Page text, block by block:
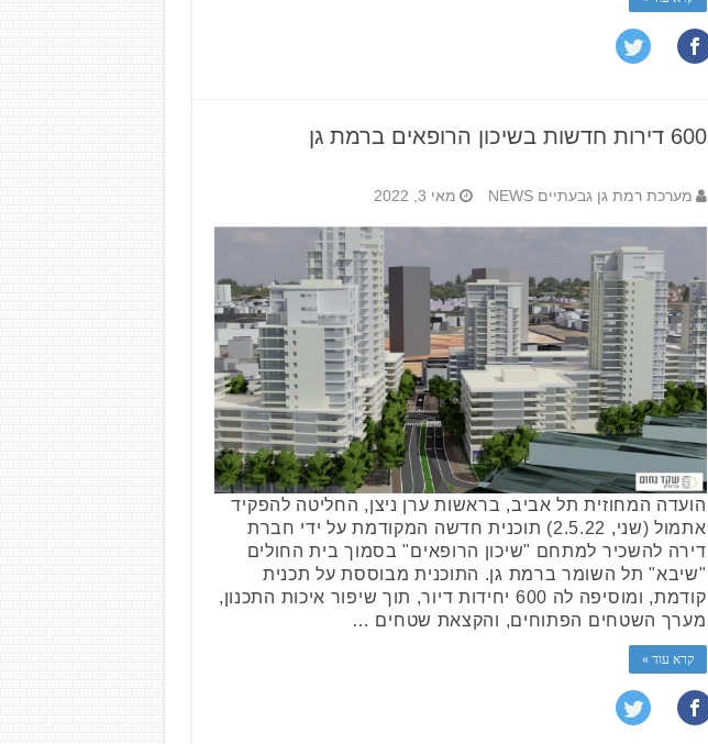
600 דירות חדשות בשיכון הרופאים ברמת גן
מערכת רמת גן גבעתיים NEWS מאי 3, 2022
הועדה המחוזית תל אביב, בראשות ערן ניצן, החליטה להפקיד
אתמול (שני, 2.5.22) תוכנית חדשה המקודמת על ידי חברת
דירה להשכיר למתחם "שיכון הרופאים" בסמוך בית החולים
"שיבא" תל השומר ברמת גן. התוכנית מבוססת על תכנית
קודמת, ומוסיפה לה 600 יחידות דיור, תוך שיפור איכות התכנון,
מערך השטחים הפתוחים, והקצאת שטחים …
קרא עוד »